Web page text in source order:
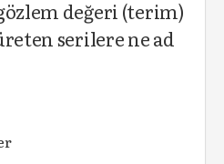
değeri (terim)
serilere ne ad